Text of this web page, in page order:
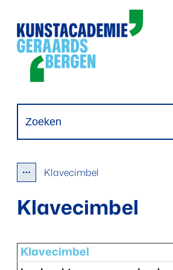
Toon alle broodkruimel items
Klavecimbel
Klavecimbel
Klavecimbel